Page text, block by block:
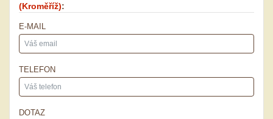
(Kroměříž):
E-MAIL
TELEFON
DOTAZ